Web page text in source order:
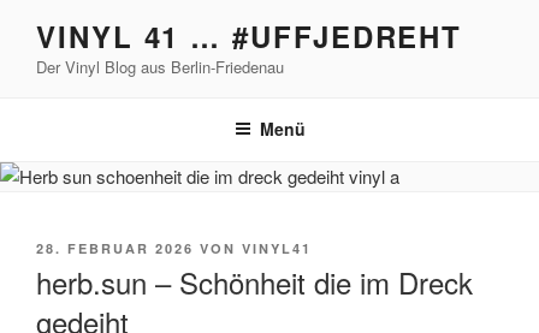
Inhalt
springen
VINYL 41 … #UFFJEDREHT
Der Vinyl Blog aus Berlin-Friedenau
Menü
VERÖFFENTLICHT
28. FEBRUAR 2026 VON VINYL41
herb.sun – Schönheit die im Dreck
gedeiht